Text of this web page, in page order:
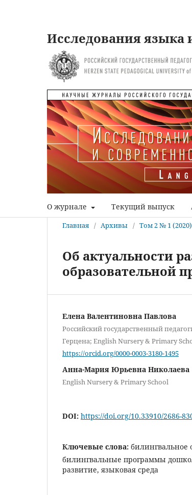
Исследования языка
О журнале Текущий выпуск
Главная / Архивы / Том 2 № 1 (2020)
Об актуальности
образовательной
Елена Валентиновна Павлова
Российский государственный
Герцена; English Nursery & Primary
https://orcid.org/0000-0003-3180-1495
Анна-Мария Юрьевна Николаева
English Nursery & Primary School
DOI: https://doi.org/10.33910/2686-
Ключевые слова: билингвальное
билингвальные программы
развитие, языковая среда